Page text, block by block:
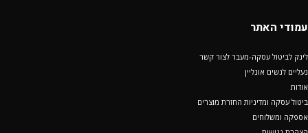
עמודי האתר
לינק לביטול עסקה-מעבר לצור קשר
נעליים לנשים אונליין
אודות
ביטול עסקה ומדיניות החזרת מוצרים
אספקה ומשלוחים